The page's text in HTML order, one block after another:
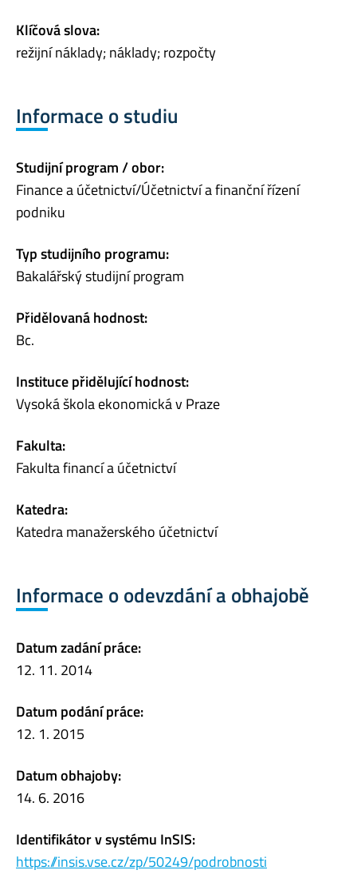
Klíčová slova:
režijní náklady; náklady; rozpočty
Informace o studiu
Studijní program / obor:
Finance a účetnictví/Účetnictví a finanční řízení
podniku
Typ studijního programu:
Bakalářský studijní program
Přidělovaná hodnost:
Bc.
Instituce přidělující hodnost:
Vysoká škola ekonomická v Praze
Fakulta:
Fakulta financí a účetnictví
Katedra:
Katedra manažerského účetnictví
Informace o odevzdání a obhajobě
Datum zadání práce:
12. 11. 2014
Datum podání práce:
12. 1. 2015
Datum obhajoby:
14. 6. 2016
Identifikátor v systému InSIS:
https://insis.vse.cz/zp/50249/podrobnosti